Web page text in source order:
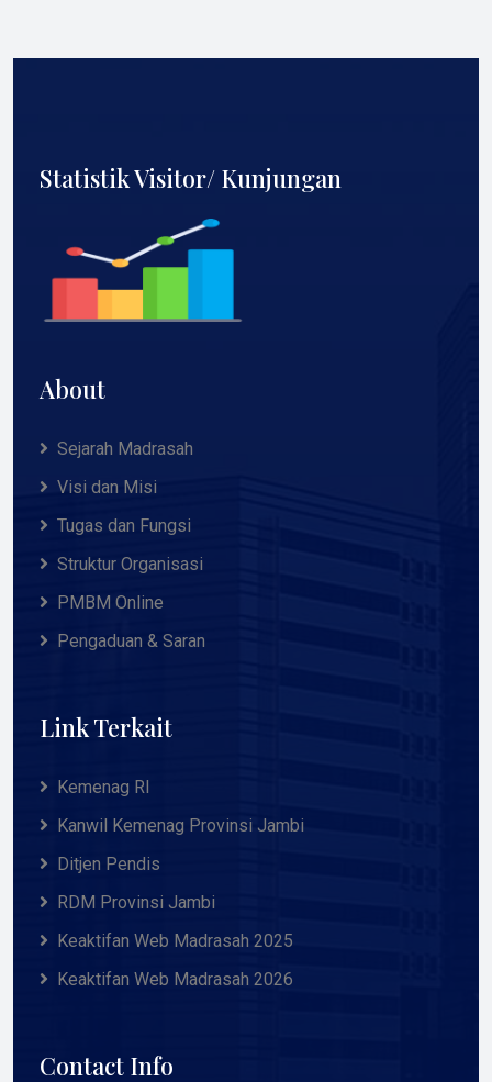
Statistik Visitor/ Kunjungan
About
Sejarah Madrasah
Visi dan Misi
Tugas dan Fungsi
Struktur Organisasi
PMBM Online
Pengaduan & Saran
Link Terkait
Kemenag RI
Kanwil Kemenag Provinsi Jambi
Ditjen Pendis
RDM Provinsi Jambi
Keaktifan Web Madrasah 2025
Keaktifan Web Madrasah 2026
Contact Info